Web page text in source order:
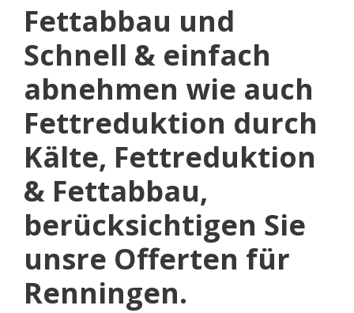
Fettabbau und
Schnell & einfach
abnehmen wie auch
Fettreduktion durch
Kälte, Fettreduktion
& Fettabbau,
berücksichtigen Sie
unsre Offerten für
Renningen.